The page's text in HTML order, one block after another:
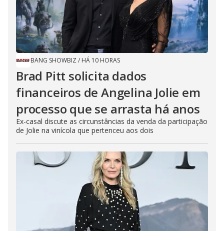
BANG SHOWBIZ / HÁ 10 HORAS
Brad Pitt solicita dados
financeiros de Angelina Jolie em
processo que se arrasta há anos
Ex-casal discute as circunstâncias da venda da participação
de Jolie na vinícola que pertenceu aos dois